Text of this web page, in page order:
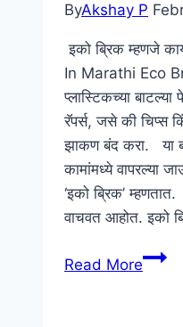
ByAkshay P
इको ब्रिक म्हणजे
In Marathi Eco
प्लास्टिकच्या बाटल्या
रॅपर्स, जसे की चिप्स
झाकण बंद करा. या
कामांमध्ये वापरल्या
‘इको ब्रिक’
वाचवत आहोत. इको
Read Moreइको